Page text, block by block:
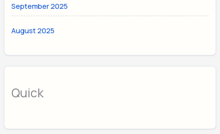
September 2025
August 2025
Quick